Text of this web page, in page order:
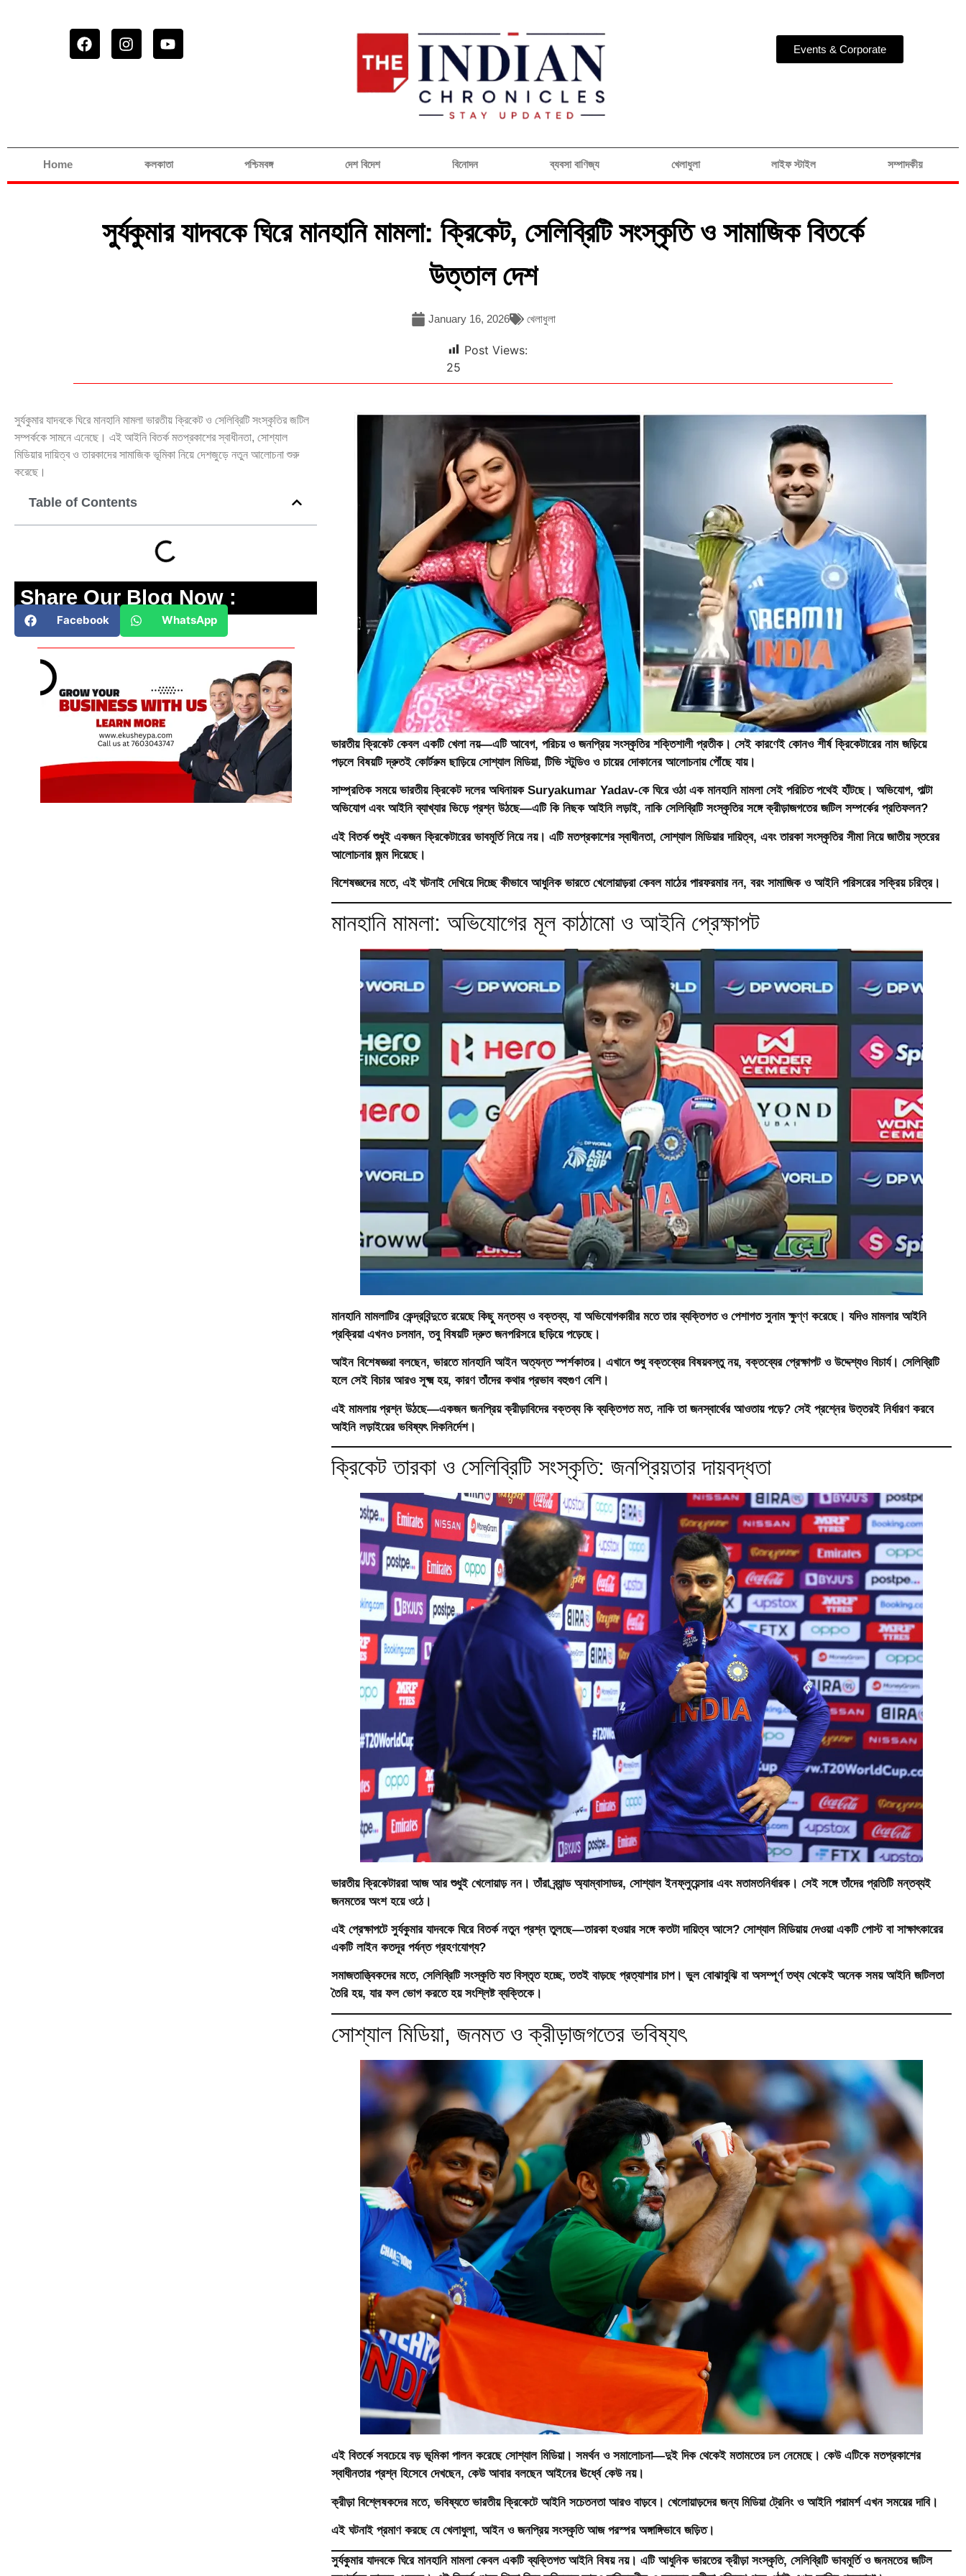
Events & Corporate
Home কলকাতা পশ্চিমবঙ্গ দেশ বিদেশ বিনোদন ব্যবসা বাণিজ্য খেলাধুলা লাইফ স্টাইল সম্পাদকীয়
সুর্যকুমার যাদবকে ঘিরে মানহানি মামলা: ক্রিকেট, সেলিব্রিটি সংস্কৃতি ও সামাজিক বিতর্কে
উত্তাল দেশ
January 16, 2026 খেলাধুলা
Post Views:
25
সুর্যকুমার যাদবকে ঘিরে মানহানি মামলা ভারতীয় ক্রিকেট ও সেলিব্রিটি সংস্কৃতির জটিল
সম্পর্ককে সামনে এনেছে। এই আইনি বিতর্ক মতপ্রকাশের স্বাধীনতা, সোশ্যাল
মিডিয়ার দায়িত্ব ও তারকাদের সামাজিক ভূমিকা নিয়ে দেশজুড়ে নতুন আলোচনা শুরু
করেছে।
Table of Contents
Share Our Blog Now :
Facebook WhatsApp
ভারতীয় ক্রিকেট কেবল একটি খেলা নয়—এটি আবেগ, পরিচয় ও জনপ্রিয় সংস্কৃতির শক্তিশালী প্রতীক। সেই কারণেই কোনও শীর্ষ ক্রিকেটারের নাম জড়িয়ে
পড়লে বিষয়টি দ্রুতই কোর্টরুম ছাড়িয়ে সোশ্যাল মিডিয়া, টিভি স্টুডিও ও চায়ের দোকানের আলোচনায় পৌঁছে যায়।
সাম্প্রতিক সময়ে ভারতীয় ক্রিকেট দলের অধিনায়কSuryakumar Yadav-কে ঘিরে ওঠা এক মানহানি মামলা সেই পরিচিত পথেই হাঁটছে। অভিযোগ, পাল্টা
অভিযোগ এবং আইনি ব্যাখ্যার ভিড়ে প্রশ্ন উঠছে—এটি কি নিছক আইনি লড়াই, নাকি সেলিব্রিটি সংস্কৃতির সঙ্গে ক্রীড়াজগতের জটিল সম্পর্কের প্রতিফলন?
এই বিতর্ক শুধুই একজন ক্রিকেটারের ভাবমূর্তি নিয়ে নয়। এটি মতপ্রকাশের স্বাধীনতা, সোশ্যাল মিডিয়ার দায়িত্ব, এবং তারকা সংস্কৃতির সীমা নিয়ে জাতীয় স্তরের
আলোচনার জন্ম দিয়েছে।
বিশেষজ্ঞদের মতে, এই ঘটনাই দেখিয়ে দিচ্ছে কীভাবে আধুনিক ভারতে খেলোয়াড়রা কেবল মাঠের পারফরমার নন, বরং সামাজিক ও আইনি পরিসরের সক্রিয় চরিত্র।
মানহানি মামলা: অভিযোগের মূল কাঠামো ও আইনি প্রেক্ষাপট
মানহানি মামলাটির কেন্দ্রবিন্দুতে রয়েছে কিছু মন্তব্য ও বক্তব্য, যা অভিযোগকারীর মতে তার ব্যক্তিগত ও পেশাগত সুনাম ক্ষুণ্ণ করেছে। যদিও মামলার আইনি
প্রক্রিয়া এখনও চলমান, তবু বিষয়টি দ্রুত জনপরিসরে ছড়িয়ে পড়েছে।
আইন বিশেষজ্ঞরা বলছেন, ভারতে মানহানি আইন অত্যন্ত স্পর্শকাতর। এখানে শুধু বক্তব্যের বিষয়বস্তু নয়, বক্তব্যের প্রেক্ষাপট ও উদ্দেশ্যও বিচার্য। সেলিব্রিটি
হলে সেই বিচার আরও সূক্ষ্ম হয়, কারণ তাঁদের কথার প্রভাব বহুগুণ বেশি।
এই মামলায় প্রশ্ন উঠছে—একজন জনপ্রিয় ক্রীড়াবিদের বক্তব্য কি ব্যক্তিগত মত, নাকি তা জনস্বার্থের আওতায় পড়ে? সেই প্রশ্নের উত্তরই নির্ধারণ করবে
আইনি লড়াইয়ের ভবিষ্যৎ দিকনির্দেশ।
ক্রিকেট তারকা ও সেলিব্রিটি সংস্কৃতি: জনপ্রিয়তার দায়বদ্ধতা
ভারতীয় ক্রিকেটাররা আজ আর শুধুই খেলোয়াড় নন। তাঁরা ব্র্যান্ড অ্যাম্বাসাডর, সোশ্যাল ইনফ্লুয়েন্সার এবং মতামতনির্ধারক। সেই সঙ্গে তাঁদের প্রতিটি মন্তব্যই
জনমতের অংশ হয়ে ওঠে।
এই প্রেক্ষাপটে সুর্যকুমার যাদবকে ঘিরে বিতর্ক নতুন প্রশ্ন তুলছে—তারকা হওয়ার সঙ্গে কতটা দায়িত্ব আসে? সোশ্যাল মিডিয়ায় দেওয়া একটি পোস্ট বা সাক্ষাৎকারের
একটি লাইন কতদূর পর্যন্ত গ্রহণযোগ্য?
সমাজতাত্ত্বিকদের মতে, সেলিব্রিটি সংস্কৃতি যত বিস্তৃত হচ্ছে, ততই বাড়ছে প্রত্যাশার চাপ। ভুল বোঝাবুঝি বা অসম্পূর্ণ তথ্য থেকেই অনেক সময় আইনি জটিলতা
তৈরি হয়, যার ফল ভোগ করতে হয় সংশ্লিষ্ট ব্যক্তিকে।
সোশ্যাল মিডিয়া, জনমত ও ক্রীড়াজগতের ভবিষ্যৎ
এই বিতর্কে সবচেয়ে বড় ভূমিকা পালন করেছে সোশ্যাল মিডিয়া। সমর্থন ও সমালোচনা—দুই দিক থেকেই মতামতের ঢল নেমেছে। কেউ এটিকে মতপ্রকাশের
স্বাধীনতার প্রশ্ন হিসেবে দেখছেন, কেউ আবার বলছেন আইনের ঊর্ধ্বে কেউ নয়।
ক্রীড়া বিশ্লেষকদের মতে, ভবিষ্যতে ভারতীয় ক্রিকেটে আইনি সচেতনতা আরও বাড়বে। খেলোয়াড়দের জন্য মিডিয়া ট্রেনিং ও আইনি পরামর্শ এখন সময়ের দাবি।
এই ঘটনাই প্রমাণ করছে যে খেলাধুলা, আইন ও জনপ্রিয় সংস্কৃতি আজ পরস্পর অঙ্গাঙ্গিভাবে জড়িত।
সুর্যকুমার যাদবকে ঘিরে মানহানি মামলা কেবল একটি ব্যক্তিগত আইনি বিষয় নয়। এটি আধুনিক ভারতের ক্রীড়া সংস্কৃতি, সেলিব্রিটি ভাবমূর্তি ও জনমতের জটিল